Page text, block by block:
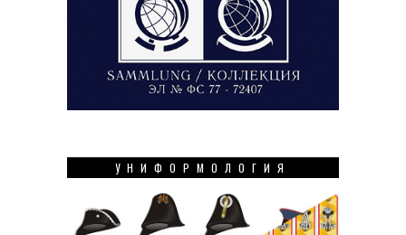
УНИФОРМОЛОГИЯ